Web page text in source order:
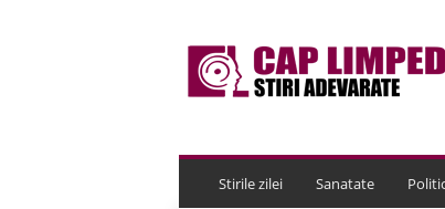
p
d
Stirile zilei Sanatate